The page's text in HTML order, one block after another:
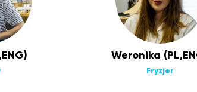
Weronika
Fryzjer